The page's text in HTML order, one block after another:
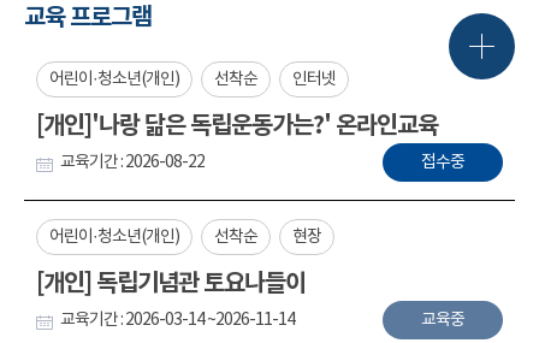
교육 프로그램
어린이·청소년(개인) 선착순 인터넷
[개인]'나랑 닮은 독립운동가는?' 온라인교육
교육기간 : 2026-08-22 접수중
어린이·청소년(개인) 선착순 현장
[개인] 독립기념관 토요나들이
교육기간 : 2026-03-14 ~2026-11-14 교육중